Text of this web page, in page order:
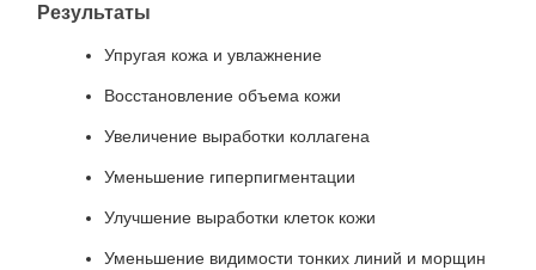
Результаты
Упругая кожа и увлажнение
Восстановление объема кожи
Увеличение выработки коллагена
Уменьшение гиперпигментации
Улучшение выработки клеток кожи
Уменьшение видимости тонких линий и морщин